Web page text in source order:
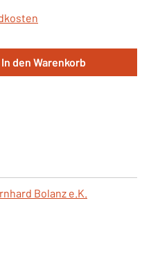
gewünschten
In den Warenkorb
Bolanz e.K.